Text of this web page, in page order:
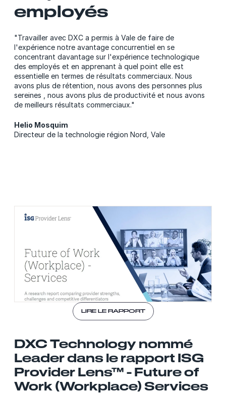
employés
"Travailler avec DXC a permis à Vale de faire de
l'expérience notre avantage concurrentiel en se
concentrant davantage sur l'expérience technologique
des employés et en apprenant à quel point elle est
essentielle en termes de résultats commerciaux. Nous
avons plus de rétention, nous avons des personnes plus
sereines , nous avons plus de productivité et nous avons
de meilleurs résultats commerciaux."
Helio Mosquim
Directeur de la technologie région Nord, Vale
LIRE LE RAPPORT
DXC Technology nommé
Leader dans le rapport ISG
Provider Lens™ - Future of
Work (Workplace) Services